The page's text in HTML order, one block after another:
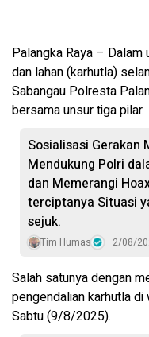
Palangka Raya – Dalam
dan lahan (karhutla)
Sabangau Polresta
bersama unsur tiga pilar.
Sosialisasi Gerakan
Mendukung Polri
dan Memerangi
terciptanya Situasi
sejuk.
Tim Humas 2/08/
Salah satunya dengan
pengendalian karhutla di
Sabtu (9/8/2025).